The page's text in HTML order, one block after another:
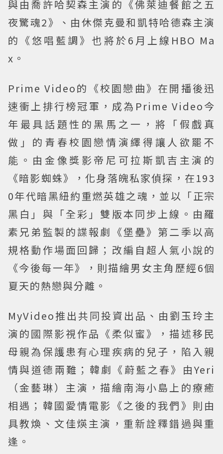
與由喬許哈契森主演的《佛萊迪餐館之五
夜驚魂2》、由休傑克曼和凱特哈德森主演
的《悠唱藍調》也將於6月上線HBO Ma
x。
Prime Video的《校園戀曲》在開播後迅
速衝上排行榜冠軍，成為Prime Video今
年最具話題性的黑馬之一，將「假戲真
做」的青春校園戀情演繹得讓人欲罷不
能。由金像獎影帝尼可拉斯凱吉主演的
《暗影蜘蛛》，化身落魄私家偵探，在193
0年代暗黑紐約重燃英雄之魂，並以「正宗
黑白」與「全彩」雙版本同步上線。由羅
素兄弟監製的諜報劇《堡壘》第二季以高
規格動作場面回歸；改編自超人氣小說的
《今後每一年》，則描繪男女主角歷經6個
夏天的熱戀與分離。
MyVideo推出共同投資出品、由劉玉玲主
演的國際影視作品《柔似蜜》，描述移民
母親為保護患有心理疾病的兒子，陷入親
情與道德兩難；韓劇《蔚藍之春》由Yeri
（金藝琳）主演，描繪南海小島上的療癒
相遇；韓國愛情電影《之後的我們》則由
具教煥、文佳煐主演，重新詮釋錯過與重
逢。